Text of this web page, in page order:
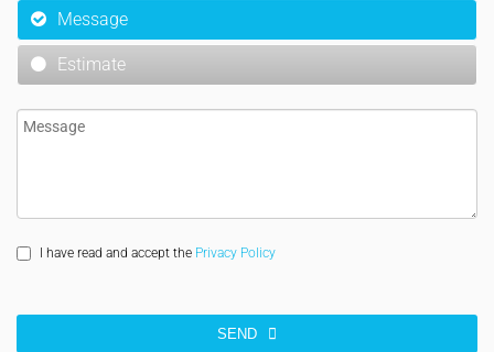
Message
Estimate
I have read and accept the Privacy Policy
SEND